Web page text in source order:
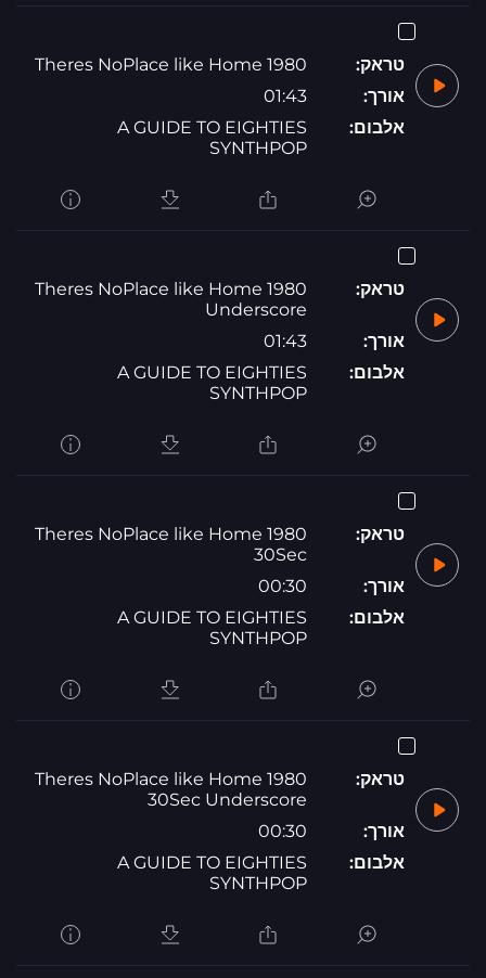
טראק:
1980 Theres NoPlace like Home
אורך:
01:43
אלבום:
A GUIDE TO EIGHTIES
SYNTHPOP
טראק:
1980 Theres NoPlace like Home
Underscore
אורך:
01:43
אלבום:
A GUIDE TO EIGHTIES
SYNTHPOP
טראק:
1980 Theres NoPlace like Home
30Sec
אורך:
00:30
אלבום:
A GUIDE TO EIGHTIES
SYNTHPOP
טראק:
1980 Theres NoPlace like Home
30Sec Underscore
אורך:
00:30
אלבום:
A GUIDE TO EIGHTIES
SYNTHPOP